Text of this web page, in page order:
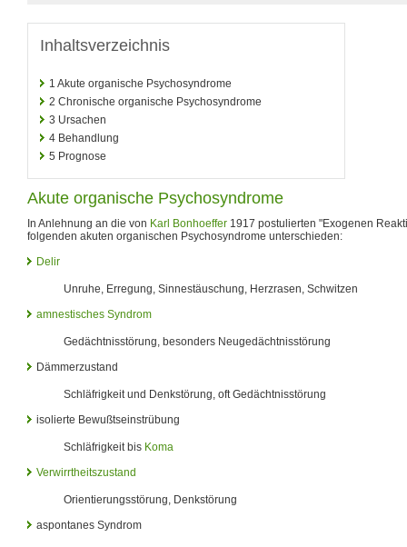
Inhaltsverzeichnis
1 Akute organische Psychosyndrome
2 Chronische organische Psychosyndrome
3 Ursachen
4 Behandlung
5 Prognose
Akute organische Psychosyndrome
In Anlehnung an die von Karl Bonhoeffer 1917 postulierten "Exogenen
folgenden akuten organischen Psychosyndrome unterschieden:
Delir
Unruhe, Erregung, Sinnestäuschung, Herzrasen, Schwitzen
amnestisches Syndrom
Gedächtnisstörung, besonders Neugedächtnisstörung
Dämmerzustand
Schläfrigkeit und Denkstörung, oft Gedächtnisstörung
isolierte Bewußtseinstrübung
Schläfrigkeit bis Koma
Verwirrtheitszustand
Orientierungsstörung, Denkstörung
aspontanes Syndrom